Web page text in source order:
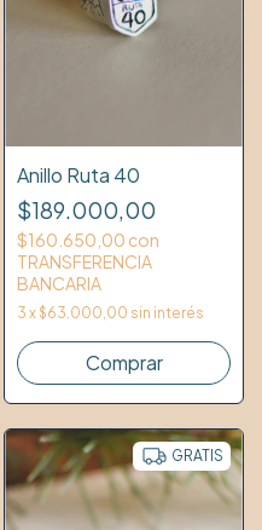
Anillo Ruta 40
$189.000,00
$160.650,00 con
TRANSFERENCIA
BANCARIA
3 x $63.000,00 sin interés
Comprar
GRATIS